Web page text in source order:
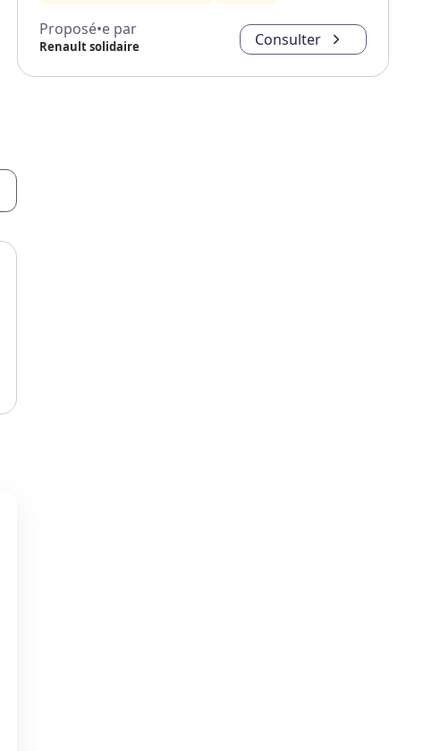
Proposé•e par
Renault solidaire Consulter